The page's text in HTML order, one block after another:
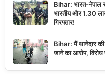
Bihar: भारत-नेपाल
भारतीय और 1.30
गिरफ्तार!
Bihar: मैं थानेदार की
जाने का आरोप, विरोध